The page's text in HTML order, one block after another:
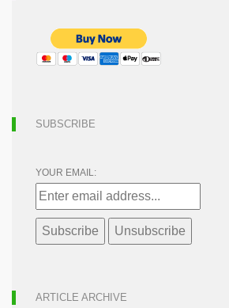
SUBSCRIBE
YOUR EMAIL:
ARTICLE ARCHIVE